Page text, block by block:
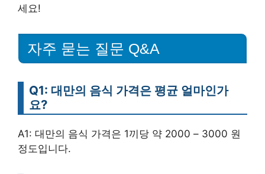
세요!
자주 묻는 질문 Q&A
Q1: 대만의 음식 가격은 평균 얼마인가
요?
A1: 대만의 음식 가격은 1끼당 약 2000 – 3000 원
정도입니다.